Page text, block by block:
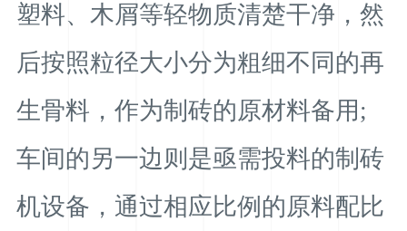
塑料、木屑等轻物质清楚干净，然
后按照粒径大小分为粗细不同的再
生骨料，作为制砖的原材料备用;
车间的另一边则是亟需投料的制砖
机设备，通过相应比例的原料配比